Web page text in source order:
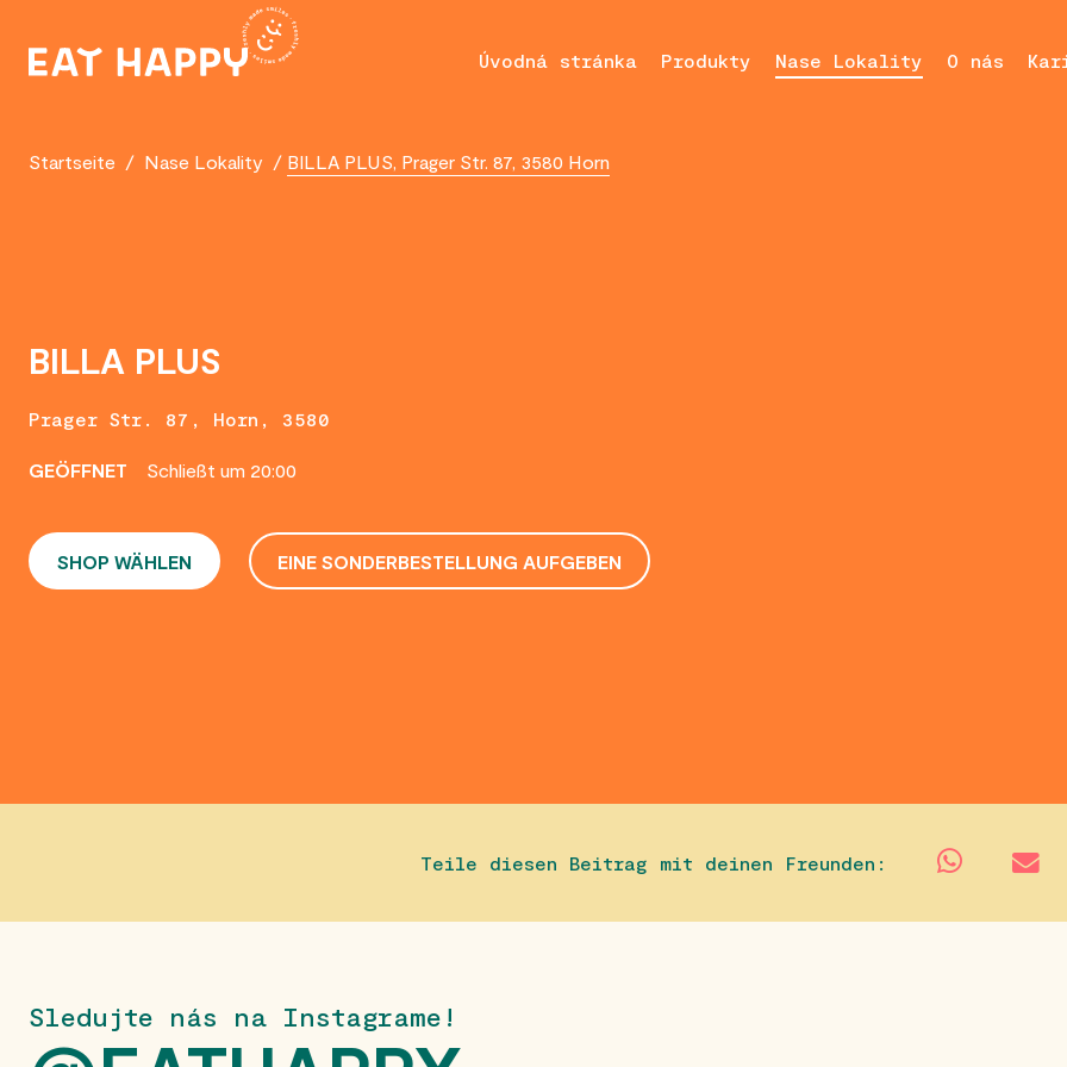
MAIN
Úvodná stránka Produkty Nase Lokality O nás
Startseite / Nase Lokality / BILLA PLUS, Prager Str. 87, 3580 Horn
BILLA PLUS
Prager Str. 87, Horn, 3580
GEÖFFNET Schließt um 20:00
SHOP WÄHLEN EINE SONDERBESTELLUNG AUFGEBEN
Teile diesen Beitrag mit deinen Freunden:
Sledujte nás na Instagrame!